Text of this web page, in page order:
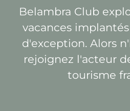
Belambra Club
vacances
d'exception. Alors
rejoignez l'acteur
tourisme